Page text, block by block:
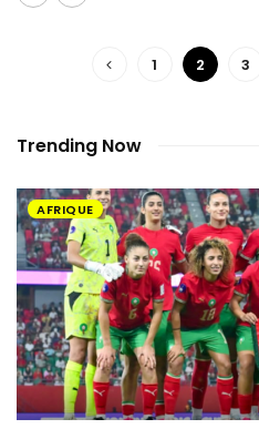
1 2 3
Trending Now
AFRIQUE